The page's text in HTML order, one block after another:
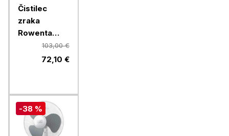
Čistilec
zraka
Rowenta
Pure Air
Compact
103,00 €
72,10 €
-38 %